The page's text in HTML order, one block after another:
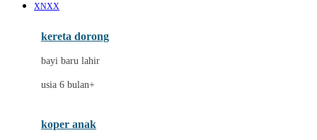
E
ELC
Ergobaby
Ezyroller
XNXX
kereta dorong
bayi baru lahir
usia 6 bulan+
koper anak